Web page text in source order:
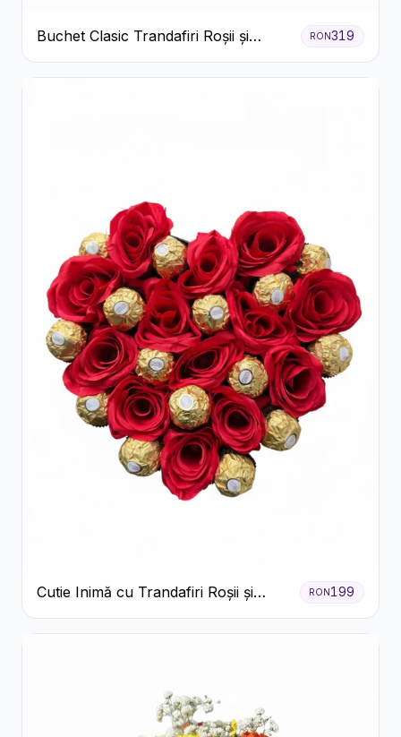
Buchet Clasic Trandafiri Roșii și
Eucalipt
RON319
Cutie Inimă cu Trandafiri Roșii și
Ferrero Rocher
RON199